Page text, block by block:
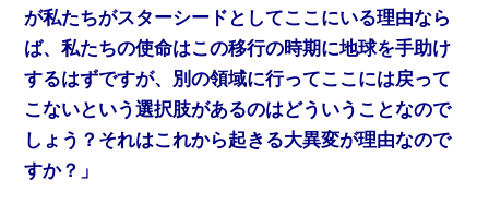
が私たちがスターシードとしてここにいる理由なら
ば、私たちの使命はこの移行の時期に地球を手助け
するはずですが、別の領域に行ってここには戻って
こないという選択肢があるのはどういうことなので
しょう？それはこれから起きる大異変が理由なので
すか？」